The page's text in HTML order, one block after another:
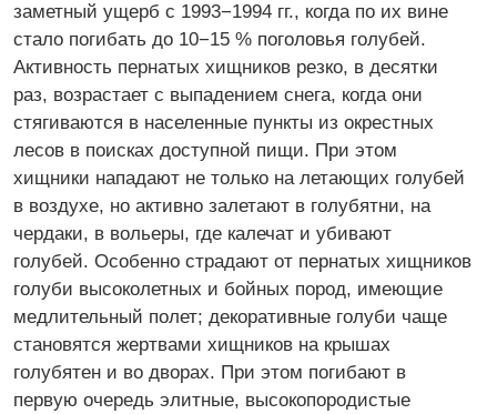
заметный ущерб с 1993−1994 гг., когда по их вине
стало погибать до 10−15 % поголовья голубей.
Активность пернатых хищников резко, в десятки
раз, возрастает с выпадением снега, когда они
стягиваются в населенные пункты из окрестных
лесов в поисках доступной пищи. При этом
хищники нападают не только на летающих голубей
в воздухе, но активно залетают в голубятни, на
чердаки, в вольеры, где калечат и убивают
голубей. Особенно страдают от пернатых хищников
голуби высоколетных и бойных пород, имеющие
медлительный полет; декоративные голуби чаще
становятся жертвами хищников на крышах
голубятен и во дворах. При этом погибают в
первую очередь элитные, высокопородистые